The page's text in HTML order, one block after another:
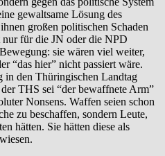
gewaltsame Lösung des
großen politischen Schaden
nur für die JN oder die NPD
sie wären viel weiter,
“das hier” nicht passiert wäre.
in den Thüringischen Landtag
THS sei “der bewaffnete Arm”
Nonsens. Waffen seien schon
zu beschaffen, sondern Leute,
hätten. Sie hätten diese als